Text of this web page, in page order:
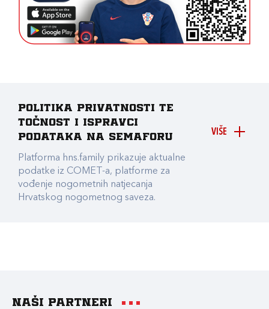
VIŠE
Politika privatnosti te
točnost i ispravci
podataka na Semaforu
Platforma hns.family prikazuje aktualne
podatke iz COMET-a, platforme za
vođenje nogometnih natjecanja
Hrvatskog nogometnog saveza.
Naši partneri